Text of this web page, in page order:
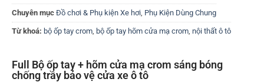
Chuyên mục Đồ chơi & Phụ kiện Xe hơi, Phụ Kiện Dùng Chung
Từ khoá: bộ ốp tay crom, bộ ốp tay hõm cửa mạ crom, nội thất ô tô
Full Bộ ốp tay + hõm cửa mạ crom sáng bóng
chống trầy bảo vệ cửa xe ô tô